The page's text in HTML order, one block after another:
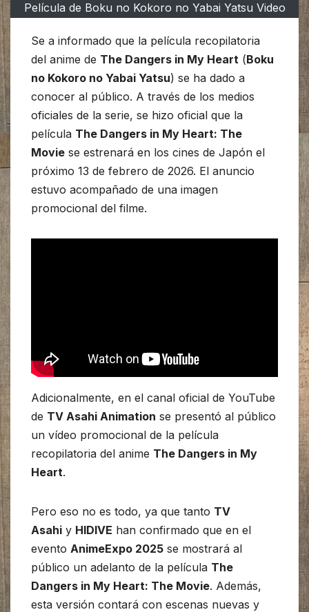
Película de Boku no Kokoro no Yabai Yatsu Video
Se a informado que la película recopilatoria
del anime de The Dangers in My Heart (Boku
no Kokoro no Yabai Yatsu) se ha dado a
conocer al público. A través de los medios
oficiales de la serie, se hizo oficial que la
película The Dangers in My Heart: The
Movie se estrenará en los cines de Japón el
próximo 13 de febrero de 2026. El anuncio
estuvo acompañado de una imagen
promocional del filme.
Adicionalmente, en el canal oficial de YouTube
de TV Asahi Animation se presentó al público
un vídeo promocional de la película
recopilatoria del anime The Dangers in My
Heart.
Pero eso no es todo, ya que tanto TV
Asahi y HIDIVE han confirmado que en el
evento AnimeExpo 2025 se mostrará al
público un adelanto de la película The
Dangers in My Heart: The Movie. Además,
esta versión contará con escenas nuevas y